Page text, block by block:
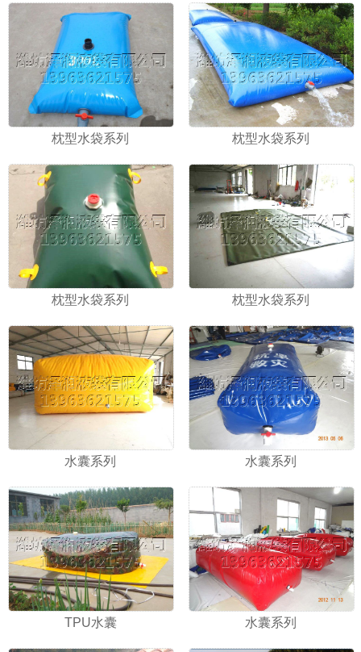
枕型水袋系列 枕型水袋系列
枕型水袋系列 枕型水袋系列
水囊系列 水囊系列
TPU水囊 水囊系列